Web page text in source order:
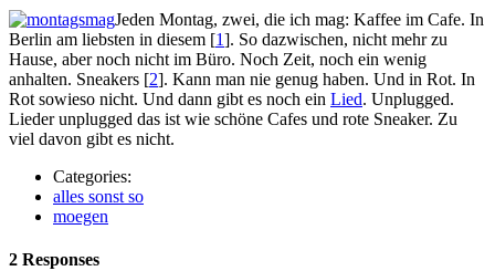
Jeden Montag, zwei, die ich mag: Kaffee im Cafe. In
Berlin am liebsten in diesem [1]. So dazwischen, nicht mehr zu
Hause, aber noch nicht im Büro. Noch Zeit, noch ein wenig
anhalten. Sneakers [2]. Kann man nie genug haben. Und in Rot. In
Rot sowieso nicht. Und dann gibt es noch ein Lied. Unplugged.
Lieder unplugged das ist wie schöne Cafes und rote Sneaker. Zu
viel davon gibt es nicht.
Categories:
alles sonst so
moegen
2 Responses